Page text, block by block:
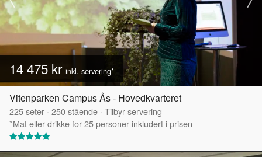
14 475 kr inkl. servering*
Vitenparken Campus Ås - Hovedkvarteret
225seter · 250stående · Tilbyr servering
*Mat eller drikke for 25 personer inkludert i prisen